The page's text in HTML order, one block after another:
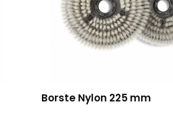
Borste Nylon 225 mm